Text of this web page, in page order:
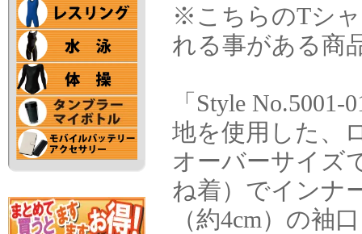
※こちらのTシャ
れる事がある商
「Style
地を使用した、
オーバーサイズ
ね着）でインナ
（約4cm）の袖